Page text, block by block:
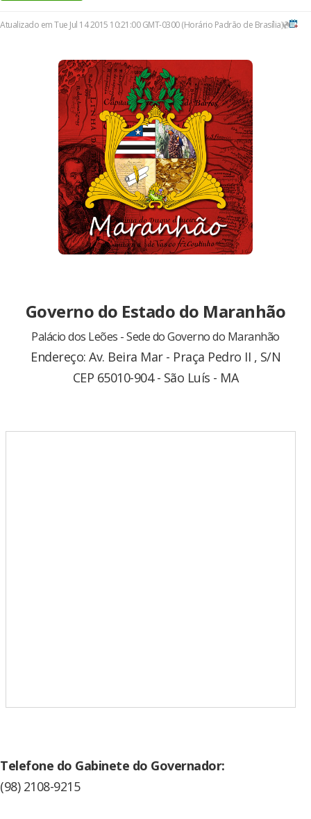
Atualizado em Tue Jul 14 2015 10:21:00 GMT-0300 (Horário Padrão de Brasília)
Governo do Estado do Maranhão
Palácio dos Leões - Sede do Governo do Maranhão
Endereço: Av. Beira Mar - Praça Pedro II , S/N
CEP 65010-904 - São Luís - MA
Telefone do Gabinete do Governador:
(98) 2108-9215